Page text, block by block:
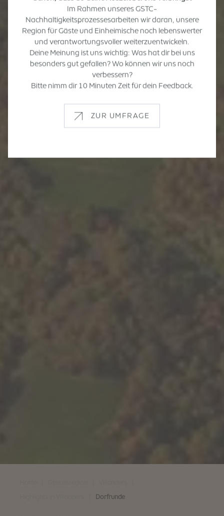
Im Rahmen unseres GSTC-
Nachhaltigkeitsprozessesarbeiten wir daran, unsere
Region für Gäste und Einheimische noch lebenswerter
und verantwortungsvoller weiterzuentwickeln.
Deine Meinung ist uns wichtig: Was hat dir bei uns
besonders gut gefallen? Wo können wir uns noch
verbessern?
Bitte nimm dir 10 Minuten Zeit für dein Feedback.
ZUR UMFRAGE
Dorfrunde